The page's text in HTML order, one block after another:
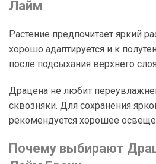
Лайм
Растение предпочитает яркий
хорошо адаптируется и к
после подсыхания верхнего
Драцена не любит
сквозняки. Для сохранения
рекомендуется хорошее
Почему выбирают